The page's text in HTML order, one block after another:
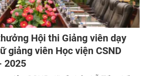
Hội thi Giảng viên dạy
giảng viên Học viện CSND
2025